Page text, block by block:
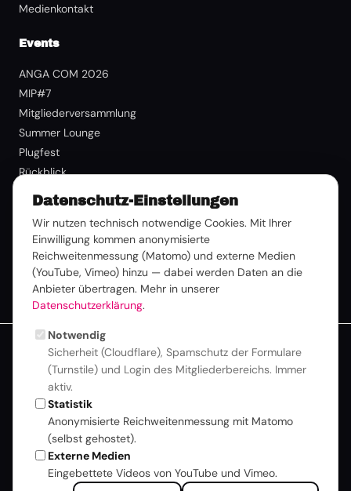
Medienkontakt
Events
ANGA COM 2026
MIP#7
Mitgliederversammlung
Summer Lounge
Plugfest
Rückblick
Mitgliedschaft
Benefits
Mitglied werden
Mitglieder-Login
Zur besseren Lesbarkeit verwenden wir auf dieser Website
eine einheitliche Sprachform. Alle Personenbezeichnungen
gelten selbstverständlich für alle Geschlechter
gleichermaßen. Mehr zu Inklusion & Haltung
© 2026 DTVP | Datenschutz |
Cookie-Einstellungen
Deutsche TV-Plattform e.V.
Bockenheimer Landstraße 31
Datenschutz-Einstellungen
Wir nutzen technisch notwendige Cookies. Mit Ihrer
Einwilligung kommen anonymisierte
Reichweitenmessung (Matomo) und externe Medien
(YouTube, Vimeo) hinzu — dabei werden Daten an die
Anbieter übertragen. Mehr in unserer
Datenschutzerklärung.
Notwendig
Sicherheit (Cloudflare), Spamschutz der Formulare
(Turnstile) und Login des Mitgliederbereichs. Immer
aktiv.
Statistik
Anonymisierte Reichweitenmessung mit Matomo
(selbst gehostet).
Externe Medien
Eingebettete Videos von YouTube und Vimeo.